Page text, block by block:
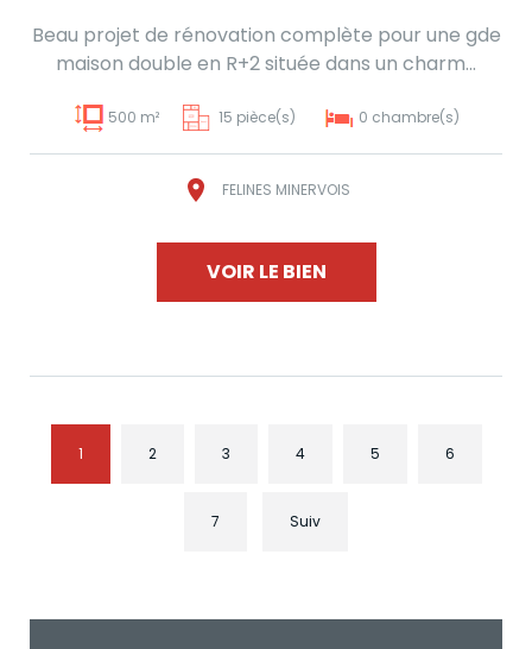
Beau projet de rénovation complète pour une gde
maison double en R+2 située dans un charm...
500 m² 15 pièce(s) 0 chambre(s)
FELINES MINERVOIS
VOIR LE BIEN
1 2 3 4 5 6
7 Suiv